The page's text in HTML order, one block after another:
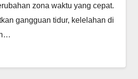
zona waktu yang cepat.
gangguan tidur, kelelahan di